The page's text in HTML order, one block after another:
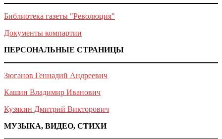
Библиотека газеты "Революция"
Документы компартии
ПЕРСОНАЛЬНЫЕ СТРАНИЦЫ
Зюганов Геннадий Андреевич
Кашин Владимир Иванович
Кузякин Дмитрий Викторович
МУЗЫКА, ВИДЕО, СТИХИ